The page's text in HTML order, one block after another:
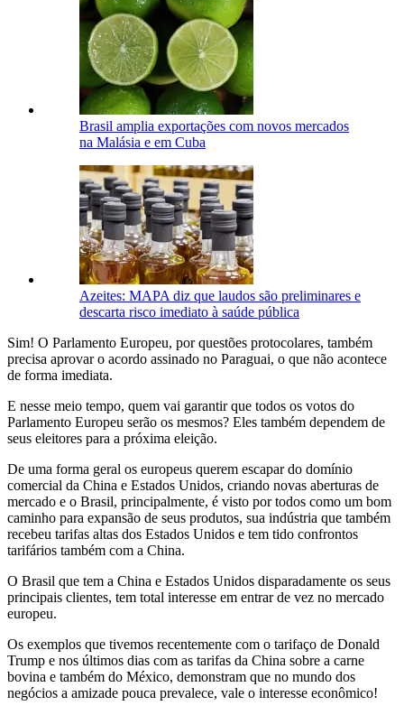
Brasil amplia exportações com novos mercados
na Malásia e em Cuba
Azeites: MAPA diz que laudos são preliminares e
descarta risco imediato à saúde pública
Sim! O Parlamento Europeu, por questões protocolares, também
precisa aprovar o acordo assinado no Paraguai, o que não acontece
de forma imediata.
E nesse meio tempo, quem vai garantir que todos os votos do
Parlamento Europeu serão os mesmos? Eles também dependem de
seus eleitores para a próxima eleição.
De uma forma geral os europeus querem escapar do domínio
comercial da China e Estados Unidos, criando novas aberturas de
mercado e o Brasil, principalmente, é visto por todos como um bom
caminho para expansão de seus produtos, sua indústria que também
recebeu tarifas altas dos Estados Unidos e tem tido confrontos
tarifários também com a China.
O Brasil que tem a China e Estados Unidos disparadamente os seus
principais clientes, tem total interesse em entrar de vez no mercado
europeu.
Os exemplos que tivemos recentemente com o tarifaço de Donald
Trump e nos últimos dias com as tarifas da China sobre a carne
bovina e também do México, demonstram que no mundo dos
negócios a amizade pouca prevalece, vale o interesse econômico!